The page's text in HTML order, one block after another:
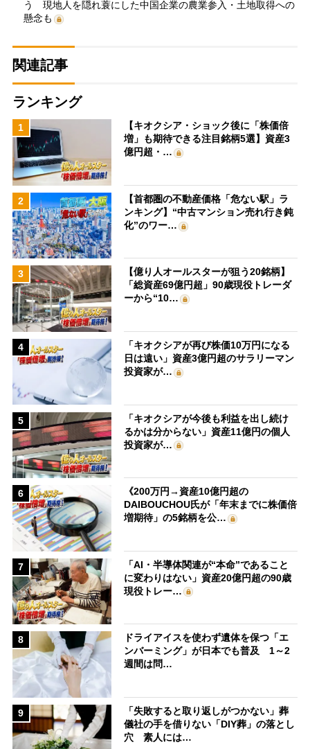
う 現地人を隠れ蓑にした中国企業の農業参入・土地取得への
懸念も
関連記事
ランキング
1
【キオクシア・ショック後に「株価倍
増」も期待できる注目銘柄5選】資産3
億円超・…
2
【首都圏の不動産価格「危ない駅」ラ
ンキング】“中古マンション売れ行き鈍
化”のワー…
3
【億り人オールスターが狙う20銘柄】
「総資産69億円超」90歳現役トレーダ
ーから“10…
4
「キオクシアが再び株価10万円になる
日は遠い」資産3億円超のサラリーマン
投資家が…
5
「キオクシアが今後も利益を出し続け
るかは分からない」資産11億円の個人
投資家が…
6
《200万円→資産10億円超の
DAIBOUCHOU氏が「年末までに株価倍
増期待」の5銘柄を公…
7
「AI・半導体関連が“本命”であること
に変わりはない」資産20億円超の90歳
現役トレー…
8
ドライアイスを使わず遺体を保つ「エ
ンバーミング」が日本でも普及 1～2
週間は問…
9
「失敗すると取り返しがつかない」葬
儀社の手を借りない「DIY葬」の落とし
穴 素人には…